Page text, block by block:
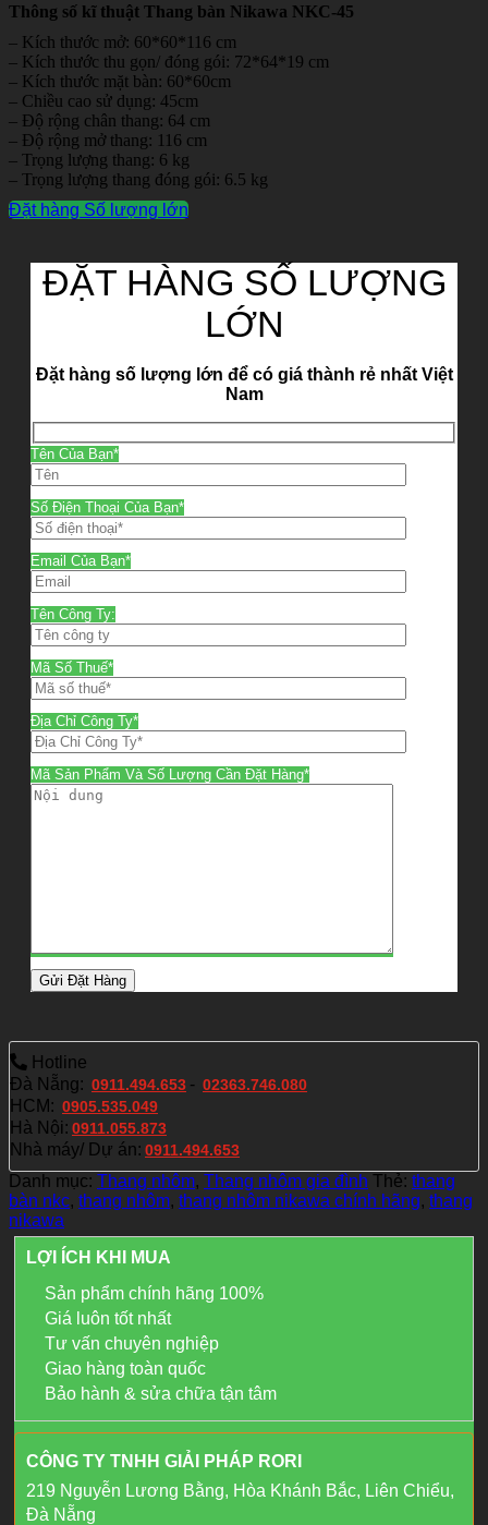
Thông số kĩ thuật Thang bàn Nikawa NKC-45
– Kích thước mở: 60*60*116 cm
– Kích thước thu gọn/ đóng gói: 72*64*19 cm
– Kích thước mặt bàn: 60*60cm
– Chiều cao sử dụng: 45cm
– Độ rộng chân thang: 64 cm
– Độ rộng mở thang: 116 cm
– Trọng lượng thang: 6 kg
– Trọng lượng thang đóng gói: 6.5 kg
Đặt hàng Số lượng lớn
ĐẶT HÀNG SỐ LƯỢNG
LỚN
Đặt hàng số lượng lớn để có giá thành rẻ nhất Việt
Nam
Tên Của Bạn*
Số Điện Thoại Của Bạn*
Email Của Bạn*
Tên Công Ty:
Mã Số Thuế*
Địa Chỉ Công Ty*
Mã Sản Phẩm Và Số Lượng Cần Đặt Hàng*
Hotline
Đà Nẵng: 0911.494.653 - 02363.746.080
HCM: 0905.535.049
Hà Nội: 0911.055.873
Nhà máy/ Dự án: 0911.494.653
Danh mục: Thang nhôm, Thang nhôm gia đình Thẻ: thang
bàn nkc, thang nhôm, thang nhôm nikawa chính hãng, thang
nikawa
LỢI ÍCH KHI MUA
Sản phẩm chính hãng 100%
Giá luôn tốt nhất
Tư vấn chuyên nghiệp
Giao hàng toàn quốc
Bảo hành & sửa chữa tận tâm
CÔNG TY TNHH GIẢI PHÁP RORI
219 Nguyễn Lương Bằng, Hòa Khánh Bắc, Liên Chiểu,
Đà Nẵng